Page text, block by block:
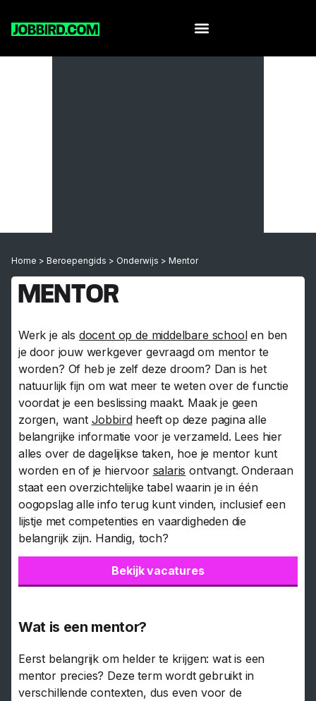
Home > Beroepengids > Onderwijs > Mentor
MENTOR
Werk je als docent op de middelbare schoolen ben
je door jouw werkgever gevraagd om mentor te
worden? Of heb je zelf deze droom? Dan is het
natuurlijk fijn om wat meer te weten over de functie
voordat je een beslissing maakt. Maak je geen
zorgen, want Jobbirdheeft op deze pagina alle
belangrijke informatie voor je verzameld. Lees hier
alles over de dagelijkse taken, hoe je mentor kunt
worden en of je hiervoor salaris ontvangt. Onderaan
staat een overzichtelijke tabel waarin je in één
oogopslag alle info terug kunt vinden, inclusief een
lijstje met competenties en vaardigheden die
belangrijk zijn. Handig, toch?
Bekijk vacatures
Wat is een mentor?
Eerst belangrijk om helder te krijgen: wat is een
mentor precies? Deze term wordt gebruikt in
verschillende contexten, dus even voor de